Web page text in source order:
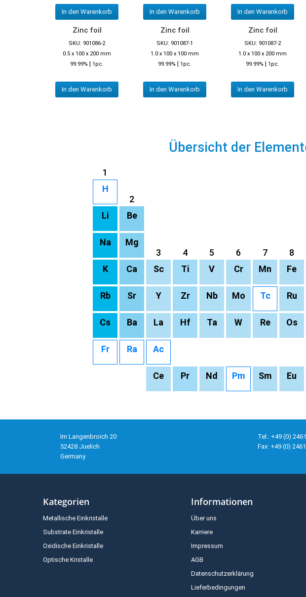
In den Warenkorb In den Warenkorb In den Warenkorb
Zinc foil
SKU: 901086-2
0.5 x 100 x 200 mm
99.99% | 1pc.
In den Warenkorb
Zinc foil
SKU: 901087-1
1.0 x 100 x 100 mm
99.99% | 1pc.
In den Warenkorb
Zinc foil
SKU: 901087-2
1.0 x 100 x 200 mm
99.99% | 1pc.
In den Warenkorb
Übersicht der
1
H
2
Li Be
Na
Mg
3
4 5 6 7 8
K Ca Sc Ti V Cr Mn Fe
Rb Sr Y Zr Nb Mo Tc Ru
Cs Ba La Hf Ta W Re Os
Fr Ra Ac
Ce Pr Nd Pm Sm Eu
Im Langenbroich 20
52428 Juelich
Germany
Tel.: +49 (0)
Fax: +49 (0)
Kategorien
Metallische Einkristalle
Substrate Einkristalle
Oxidische Einkristalle
Optische Kristalle
Informationen
Über uns
Karriere
Impressum
AGB
Datenschutzerklärung
Lieferbedingungen